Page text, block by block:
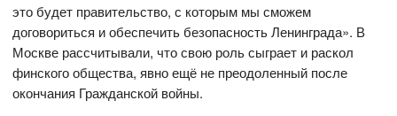
это будет правительство, с которым мы сможем
договориться и обеспечить безопасность Ленинграда». В
Москве рассчитывали, что свою роль сыграет и раскол
финского общества, явно ещё не преодоленный после
окончания Гражданской войны.